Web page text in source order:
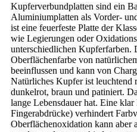
Kupferverbundplatten sind ein
Aluminiumplatten als Vorder-
ist eine feuerfeste Platte der
wie Legierungen oder
unterschiedlichen Kupferfarben.
Oberflächenfarbe von
beeinflussen und kann von
Natürliches Kupfer ist leuchtend
dunkelrot, braun und patiniert.
lange Lebensdauer hat. Eine
Fingerabdrücke) verhindert
Oberflächenoxidation kann aber